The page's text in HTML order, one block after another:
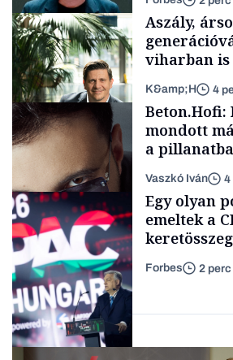
Politika
TÁMOGATÓI
TARTALOM
Aszály,
viharban is
K&amp;H 4
Forbes-sztori
mondott
a
a
kimondani
Vaszkó Iván 4
Egy olyan
emeltek a
sem jött a
kedvenc
Forbes 2 perc